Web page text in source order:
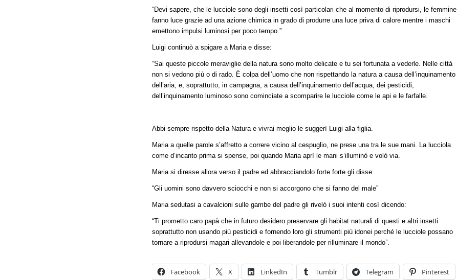
“Devi sapere, che le lucciole sono degli insetti così particolari che al momento di riprodursi, le femmine
fanno luce grazie ad una azione chimica in grado di produrre una luce priva di calore mentre i maschi
emettono impulsi luminosi per poco tempo.”
Luigi continuò a spigare a Maria e disse:
“Sai queste piccole meraviglie della natura sono molto delicate e tu sei fortunata a vederle. Nelle città
non si vedono più o di rado. È colpa dell’uomo che non rispettando la natura a causa dell’inquinamento
dell’aria, e, soprattutto, in campagna, a causa dell’inquinamento dell’acqua, dei pesticidi,
dell’inquinamento luminoso sono cominciate a scomparire le lucciole come le api e le farfalle.
Abbi sempre rispetto della Natura e vivrai meglio le suggerì Luigi alla figlia.
Maria a quelle parole s’affretto a correre vicino al cespuglio, ne prese una tra le sue mani. La lucciola
come d’incanto prima si spense, poi quando Maria aprì le mani s’illuminò e volò via.
Maria si diresse allora verso il padre ed abbracciandolo forte forte gli disse:
“Gli uomini sono davvero sciocchi e non si accorgono che si fanno del male”
Maria sedutasi a cavalcioni sulle gambe del padre gli rivelò i suoi intenti così dicendo:
“Ti prometto caro papà che in futuro desidero preservare gli habitat naturali di questi e altri insetti
soprattutto non usando più pesticidi e fornendo loro gli strumenti più idonei perché le lucciole possano
tornare a riprodursi magari allevandole e poi liberandole per rilluminare il mondo”.
Facebook X LinkedIn Tumblr Telegram Pinterest